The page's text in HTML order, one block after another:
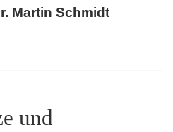
Martin Schmidt
und